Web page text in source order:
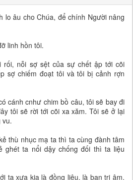
lo âu cho Chúa, để chính Người nâng
linh hồn tôi.
rối, nỗi sợ sệt của sự chết ập tới cõi
sợ chiếm đoạt tôi và tôi bị cảnh rợn
cánh cnhư chim bồ câu, tôi sẽ bay đi
tôi sẽ rời tới cõi xa xăm. Tôi sẽ ở lại
vu.
thù nhục mạ ta thì ta cùng đành tâm
ghét ta nổi dậy chống đối thì ta liệu
ta xưa kia là đồng liêu, là bạn tri âm,